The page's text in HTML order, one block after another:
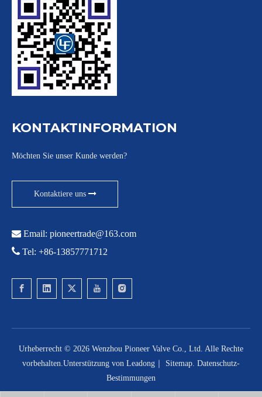
KONTAKTINFORMATION
Möchten Sie unser Kunde werden?
Kontaktiere uns
 Email: pioneertrade@163.com
 Tel: +86-13857771712
Urheberrecht © 2026 Wenzhou Pioneer Valve Co., Ltd. Alle Rechte
vorbehalten.Unterstützung von Leadong Sitemap. Datenschutz-
Bestimmungen